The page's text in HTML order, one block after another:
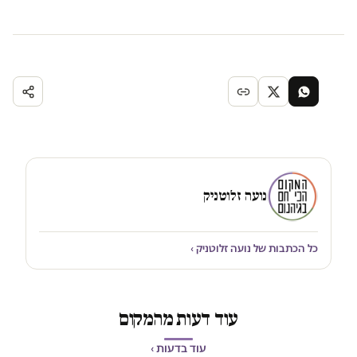
נועה זלוטניק
כל הכתבות של נועה זלוטניק ›
עוד דעות מהמקום
עוד בדעות ›